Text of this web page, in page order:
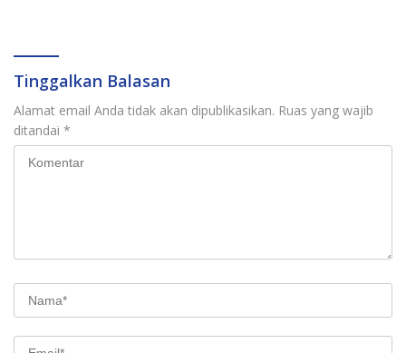
Tinggalkan Balasan
Alamat email Anda tidak akan dipublikasikan. Ruas yang wajib
ditandai *